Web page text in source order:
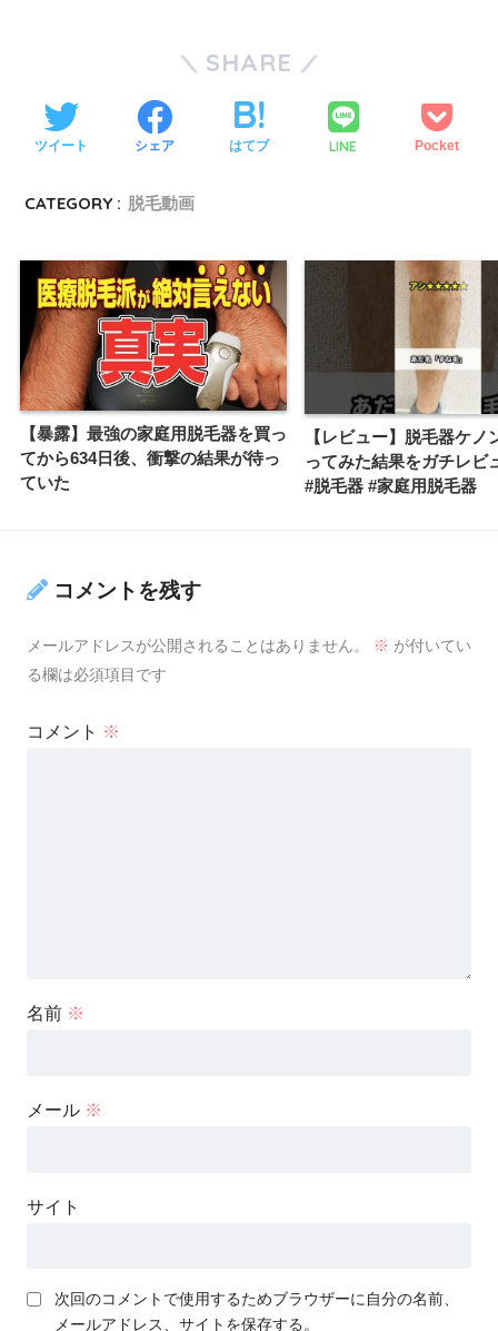
SHARE
ツイート シェア はてブ LINE Pocket
CATEGORY : 脱毛動画
【暴露】最強の家庭用脱毛器を買っ
てから634日後、衝撃の結果が待っ
ていた
【レビュー】脱毛器ケノ
ってみた結果をガチレビ
#脱毛器 #家庭用脱毛器
コメントを残す
メールアドレスが公開されることはありません。 ※ が付いてい
る欄は必須項目です
コメント ※
名前 ※
メール ※
サイト
次回のコメントで使用するためブラウザーに自分の名前、
メールアドレス、サイトを保存する。